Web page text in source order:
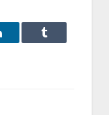
LinkedIn Tumblr